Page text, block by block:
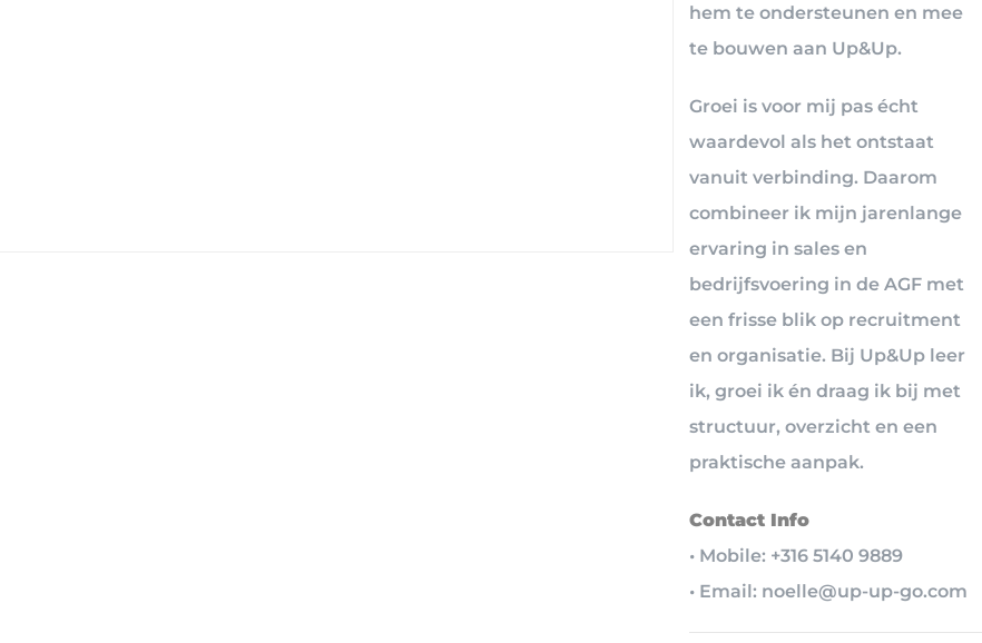
hem te ondersteunen en mee
te bouwen aan Up&Up.
Groei is voor mij pas écht
waardevol als het ontstaat
vanuit verbinding. Daarom
combineer ik mijn jarenlange
ervaring in sales en
bedrijfsvoering in de AGF met
een frisse blik op recruitment
en organisatie. Bij Up&Up leer
ik, groei ik én draag ik bij met
structuur, overzicht en een
praktische aanpak.
Contact Info
• Mobile: +316 5140 9889
• Email: noelle@up-up-go.com